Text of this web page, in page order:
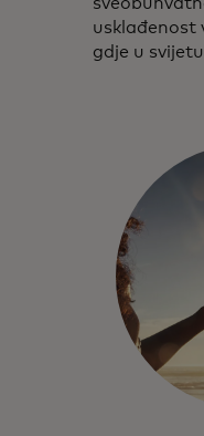
usklađenost
gdje u